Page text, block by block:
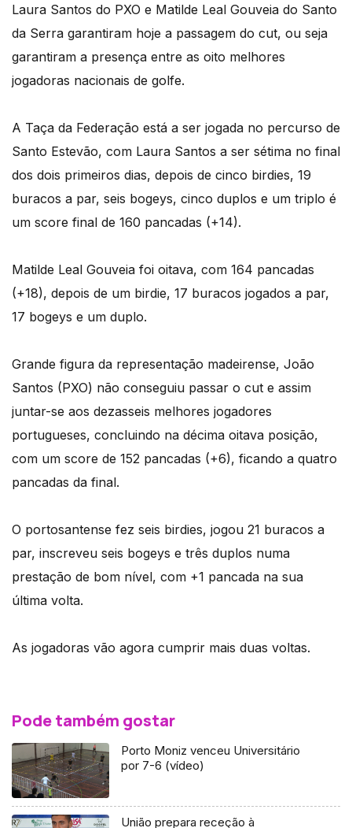
Laura Santos do PXO e Matilde Leal Gouveia do Santo
da Serra garantiram hoje a passagem do cut, ou seja
garantiram a presença entre as oito melhores
jogadoras nacionais de golfe.
A Taça da Federação está a ser jogada no percurso de
Santo Estevão, com Laura Santos a ser sétima no final
dos dois primeiros dias, depois de cinco birdies, 19
buracos a par, seis bogeys, cinco duplos e um triplo é
um score final de 160 pancadas (+14).
Matilde Leal Gouveia foi oitava, com 164 pancadas
(+18), depois de um birdie, 17 buracos jogados a par,
17 bogeys e um duplo.
Grande figura da representação madeirense, João
Santos (PXO) não conseguiu passar o cut e assim
juntar-se aos dezasseis melhores jogadores
portugueses, concluindo na décima oitava posição,
com um score de 152 pancadas (+6), ficando a quatro
pancadas da final.
O portosantense fez seis birdies, jogou 21 buracos a
par, inscreveu seis bogeys e três duplos numa
prestação de bom nível, com +1 pancada na sua
última volta.
As jogadoras vão agora cumprir mais duas voltas.
Pode também gostar
Porto Moniz venceu Universitário
por 7-6 (vídeo)
União prepara receção à